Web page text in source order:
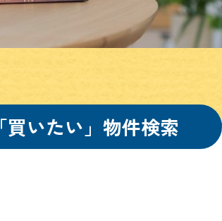
「買いたい」物件検索